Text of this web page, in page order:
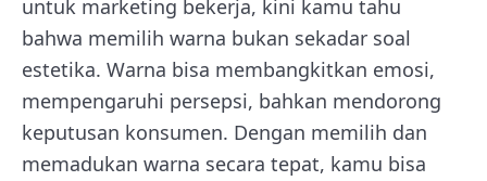
untuk marketing bekerja, kini kamu tahu
bahwa memilih warna bukan sekadar soal
estetika. Warna bisa membangkitkan emosi,
mempengaruhi persepsi, bahkan mendorong
keputusan konsumen. Dengan memilih dan
memadukan warna secara tepat, kamu bisa